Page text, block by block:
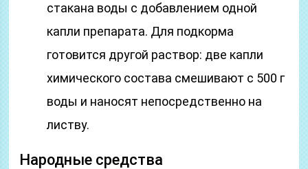
стакана воды с добавлением одной
капли препарата. Для подкорма
готовится другой раствор: две капли
химического состава смешивают с 500 г
воды и наносят непосредственно на
листву.
Народные средства